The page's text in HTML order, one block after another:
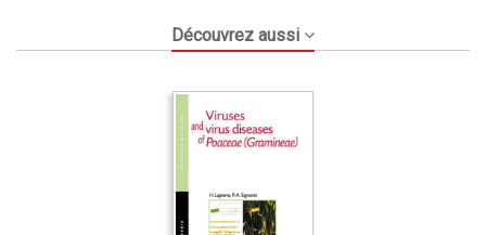
Découvrez aussi